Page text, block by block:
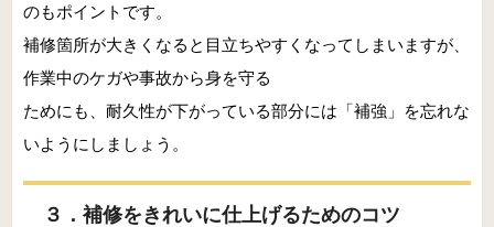
のもポイントです。
補修箇所が大きくなると目立ちやすくなってしまいますが、
作業中のケガや事故から身を守る
ためにも、耐久性が下がっている部分には「補強」を忘れな
いようにしましょう。
３．補修をきれいに仕上げるためのコツ